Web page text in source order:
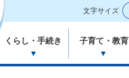
文字サイズ
くらし・手続き 子育て・教育